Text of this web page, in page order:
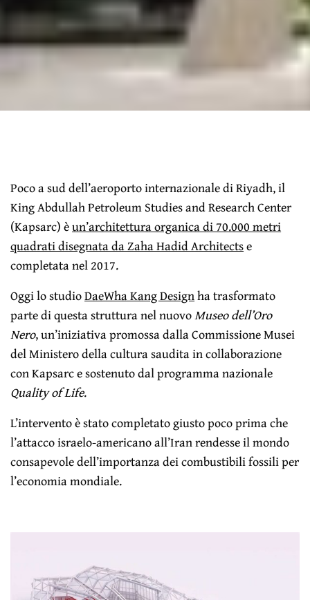
Poco a sud dell’aeroporto internazionale di Riyadh, il
King Abdullah Petroleum Studies and Research Center
(Kapsarc) èun’architettura organica di 70.000 metri
quadrati disegnata da Zaha Hadid Architectse
completata nel 2017.
Oggi lo studioDaeWha Kang Designha trasformato
parte di questa struttura nel nuovoMuseo dell’Oro
Nero, un’iniziativa promossa dalla Commissione Musei
del Ministero della cultura saudita in collaborazione
con Kapsarc e sostenuto dal programma nazionale
Quality of Life.
L’intervento è stato completato giusto poco prima che
l’attacco israelo-americano all’Iran rendesse il mondo
consapevole dell’importanza dei combustibili fossili per
l’economia mondiale.